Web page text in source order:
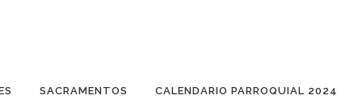
SACRAMENTOS CALENDARIO PARROQUIAL 2024